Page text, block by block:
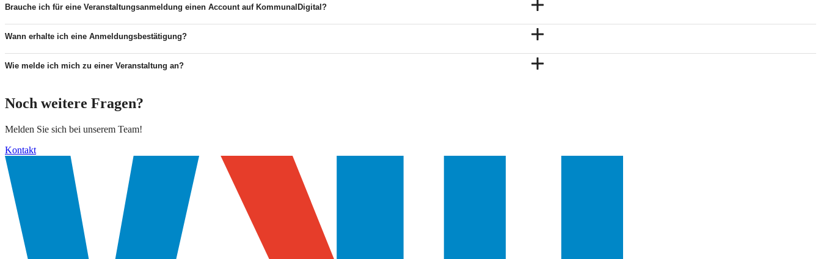
Brauche ich für eine Veranstaltungsanmeldung einen Account auf KommunalDigital?
Wann erhalte ich eine Anmeldungsbestätigung?
Wie melde ich mich zu einer Veranstaltung an?
Noch weitere Fragen?
Melden Sie sich bei unserem Team!
Kontakt